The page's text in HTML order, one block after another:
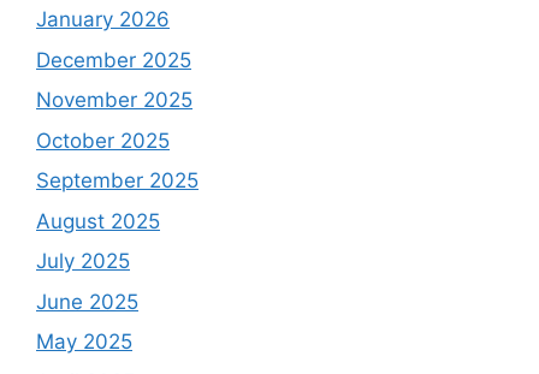
January 2026
December 2025
November 2025
October 2025
September 2025
August 2025
July 2025
June 2025
May 2025